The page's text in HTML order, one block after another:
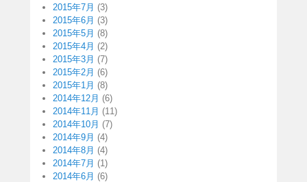
2015年7月 (3)
2015年6月 (3)
2015年5月 (8)
2015年4月 (2)
2015年3月 (7)
2015年2月 (6)
2015年1月 (8)
2014年12月 (6)
2014年11月 (11)
2014年10月 (7)
2014年9月 (4)
2014年8月 (4)
2014年7月 (1)
2014年6月 (6)